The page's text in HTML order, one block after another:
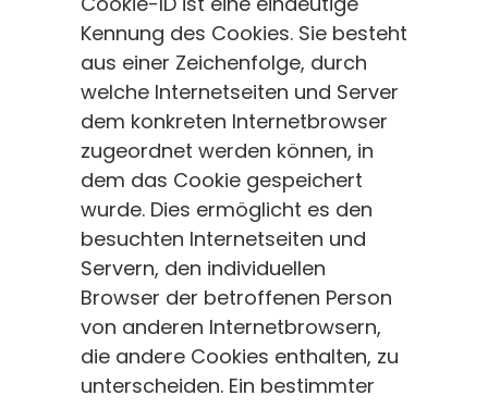
Kennung des Cookies. Sie besteht
aus einer Zeichenfolge, durch
welche Internetseiten und Server
dem konkreten Internetbrowser
zugeordnet werden können, in
dem das Cookie gespeichert
wurde. Dies ermöglicht es den
besuchten Internetseiten und
Servern, den individuellen
Browser der betroffenen Person
von anderen Internetbrowsern,
die andere Cookies enthalten, zu
unterscheiden. Ein bestimmter